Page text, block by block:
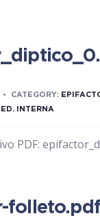
• CATEGORY:
INTERNA
PDF:
folleto.pdf